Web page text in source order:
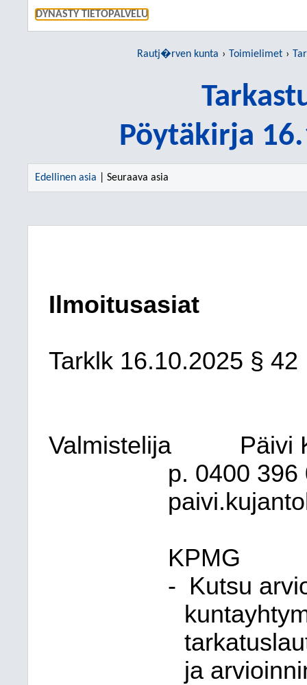
DYNASTY TIETOPALVELU
Rautj�rven kunta Toimielimet
Pöytäkirja
Edellinen asia | Seuraava asia
Ilmoitusasiat
Tarklk 16.10.2025 § 42
Valmistelija
Päivi
p. 0400 396
KPMG
- Kutsu
ja